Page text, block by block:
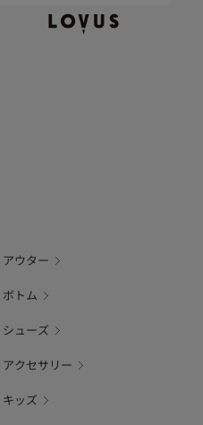
アウター
ボトム
シューズ
アクセサリー
キッズ